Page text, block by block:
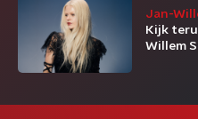
Jan-
Kijk
Willem